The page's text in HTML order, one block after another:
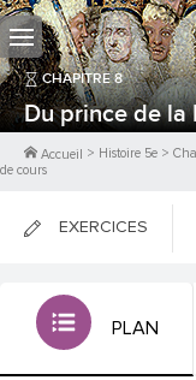
CHAPITRE8
Du prince de la
Accueil > Histoire 5e >
de cours
EXERCICES
FICHES DE COURS
PLAN